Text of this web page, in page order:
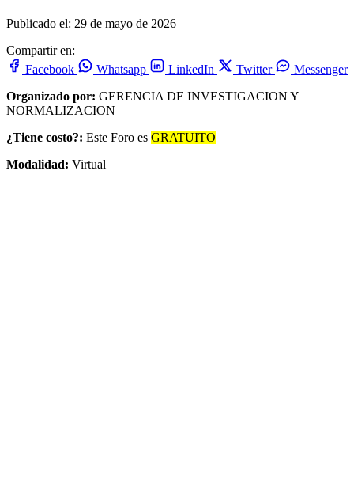
Publicado el: 29 de mayo de 2026
Compartir en:
Facebook
Whatsapp LinkedIn Twitter
Messenger
Organizado por: GERENCIA DE INVESTIGACION Y
NORMALIZACION
¿Tiene costo?: Este Foro es GRATUITO
Modalidad: Virtual